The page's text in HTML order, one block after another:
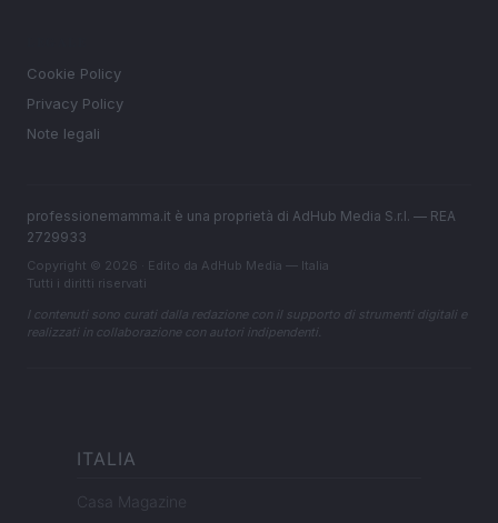
Cookie Policy
Privacy Policy
Note legali
professionemamma.it è una proprietà di AdHub Media S.r.l. — REA
2729933
Copyright © 2026 · Edito da AdHub Media — Italia
Tutti i diritti riservati
I contenuti sono curati dalla redazione con il supporto di strumenti digitali e
realizzati in collaborazione con autori indipendenti.
ITALIA
Casa Magazine